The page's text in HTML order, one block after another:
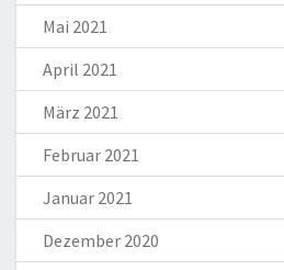
Mai 2021
April 2021
März 2021
Februar 2021
Januar 2021
Dezember 2020